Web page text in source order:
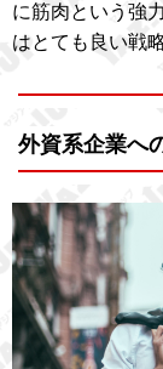
に筋肉という強
はとても良い戦
外資系企業へ